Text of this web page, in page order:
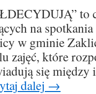
to
na
w gminie
zajęć, które
się
dalej →